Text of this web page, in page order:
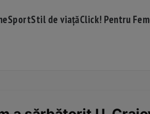
SportStil de viațăClick! Pentru